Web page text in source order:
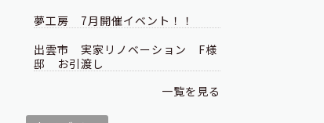
夢工房 7月開催イベント！！
出雲市 実家リノベーション F様
邸 お引渡し
一覧を見る